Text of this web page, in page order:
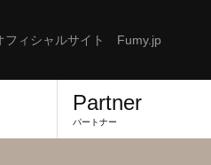
フィシャルサイト Fumy.jp
Partner
パートナー